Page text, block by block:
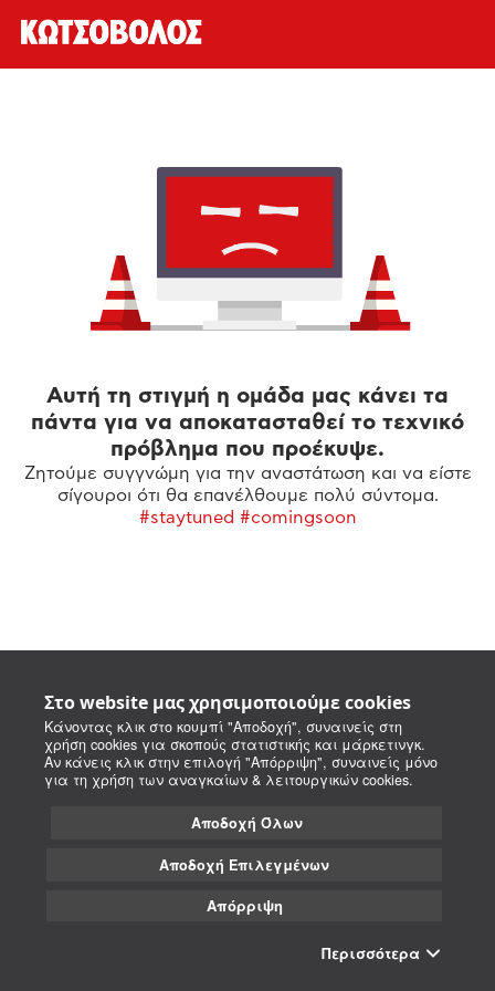
Στο website μας χρησιμοποιούμε cookies
Κάνοντας κλικ στο κουμπί "Αποδοχή", συναινείς στη
χρήση cookies για σκοπούς στατιστικής και μάρκετινγκ.
Αν κάνεις κλικ στην επιλογή "Απόρριψη", συναινείς μόνο
για τη χρήση των αναγκαίων & λειτουργικών cookies.
Αποδοχή Όλων
Αποδοχή Επιλεγμένων
Απόρριψη
Περισσότερα
Αυτή τη στιγμή η ομάδα μας κάνει τα
πάντα για να αποκατασταθεί το τεχνικό
πρόβλημα που προέκυψε.
Ζητούμε συγγνώμη για την αναστάτωση και να είστε
σίγουροι ότι θα επανέλθουμε πολύ σύντομα.
#staytuned #comingsoon